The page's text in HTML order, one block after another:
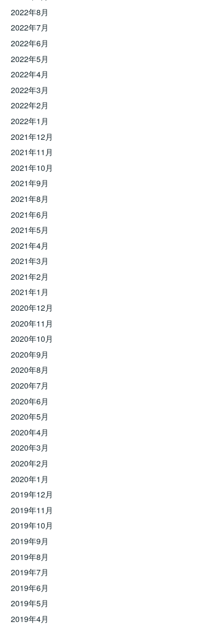
2022年8月
2022年7月
2022年6月
2022年5月
2022年4月
2022年3月
2022年2月
2022年1月
2021年12月
2021年11月
2021年10月
2021年9月
2021年8月
2021年6月
2021年5月
2021年4月
2021年3月
2021年2月
2021年1月
2020年12月
2020年11月
2020年10月
2020年9月
2020年8月
2020年7月
2020年6月
2020年5月
2020年4月
2020年3月
2020年2月
2020年1月
2019年12月
2019年11月
2019年10月
2019年9月
2019年8月
2019年7月
2019年6月
2019年5月
2019年4月